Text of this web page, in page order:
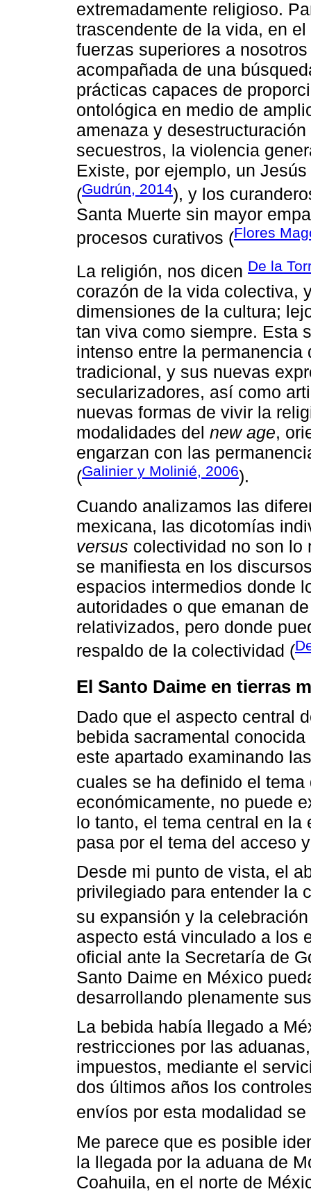
extremadamente religioso.
trascendente de la vida, en
fuerzas superiores a
acompañada de una
prácticas capaces de
ontológica en medio de
amenaza y
secuestros, la violencia
Existe, por ejemplo, un
(Gudrún, 2014), y los
Santa Muerte sin mayor
procesos curativos (Flores
La religión, nos dicen De la
corazón de la vida colectiva,
dimensiones de la cultura;
tan viva como siempre. Esta
intenso entre la
tradicional, y sus nuevas
secularizadores, así como
nuevas formas de vivir la
modalidades del new age,
engarzan con las
(Galinier y Molinié, 2006).
Cuando analizamos las
mexicana, las dicotomías
versus colectividad no son lo
se manifiesta en los
espacios intermedios donde
autoridades o que emanan
relativizados, pero donde
respaldo de la colectividad (
El Santo Daime en tierras
Dado que el aspecto central
bebida sacramental
este apartado examinando
cuales se ha definido el
económicamente, no puede
lo tanto, el tema central en
pasa por el tema del acceso
Desde mi punto de vista, el
privilegiado para entender la
su expansión y la
aspecto está vinculado a los
oficial ante la Secretaría de
Santo Daime en México
desarrollando plenamente
La bebida había llegado a
restricciones por las
impuestos, mediante el
dos últimos años los
envíos por esta modalidad
Me parece que es posible
la llegada por la aduana de
Coahuila, en el norte de